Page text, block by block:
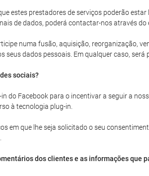
estes prestadores de serviços poderão
de dados, poderá contactar-nos através do
numa fusão, aquisição, reorganização,
seus dados pessoais. Em qualquer caso,
sociais?
do Facebook para o incentivar a seguir a
à tecnologia plug-in.
em que lhe seja solicitado o seu
dos clientes e as informações que